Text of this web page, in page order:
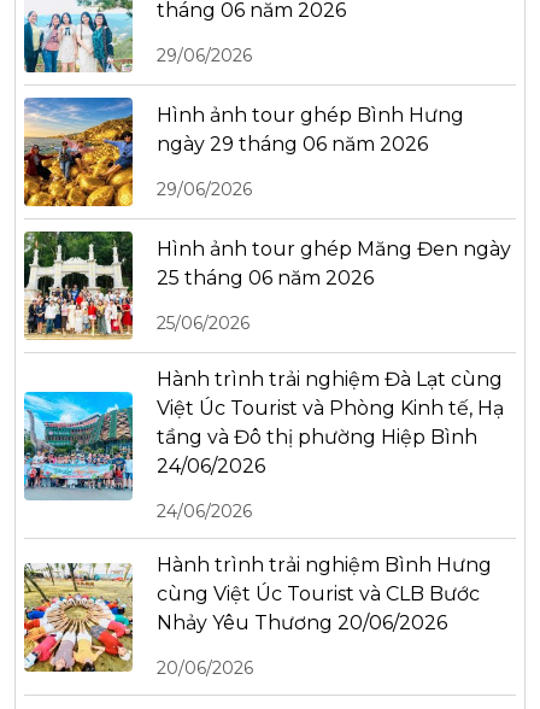
tháng 06 năm 2026
29/06/2026
Hình ảnh tour ghép Bình Hưng
ngày 29 tháng 06 năm 2026
29/06/2026
Hình ảnh tour ghép Măng Đen ngày
25 tháng 06 năm 2026
25/06/2026
Hành trình trải nghiệm Đà Lạt cùng
Việt Úc Tourist và Phòng Kinh tế, Hạ
tầng và Đô thị phường Hiệp Bình
24/06/2026
24/06/2026
Hành trình trải nghiệm Bình Hưng
cùng Việt Úc Tourist và CLB Bước
Nhảy Yêu Thương 20/06/2026
20/06/2026